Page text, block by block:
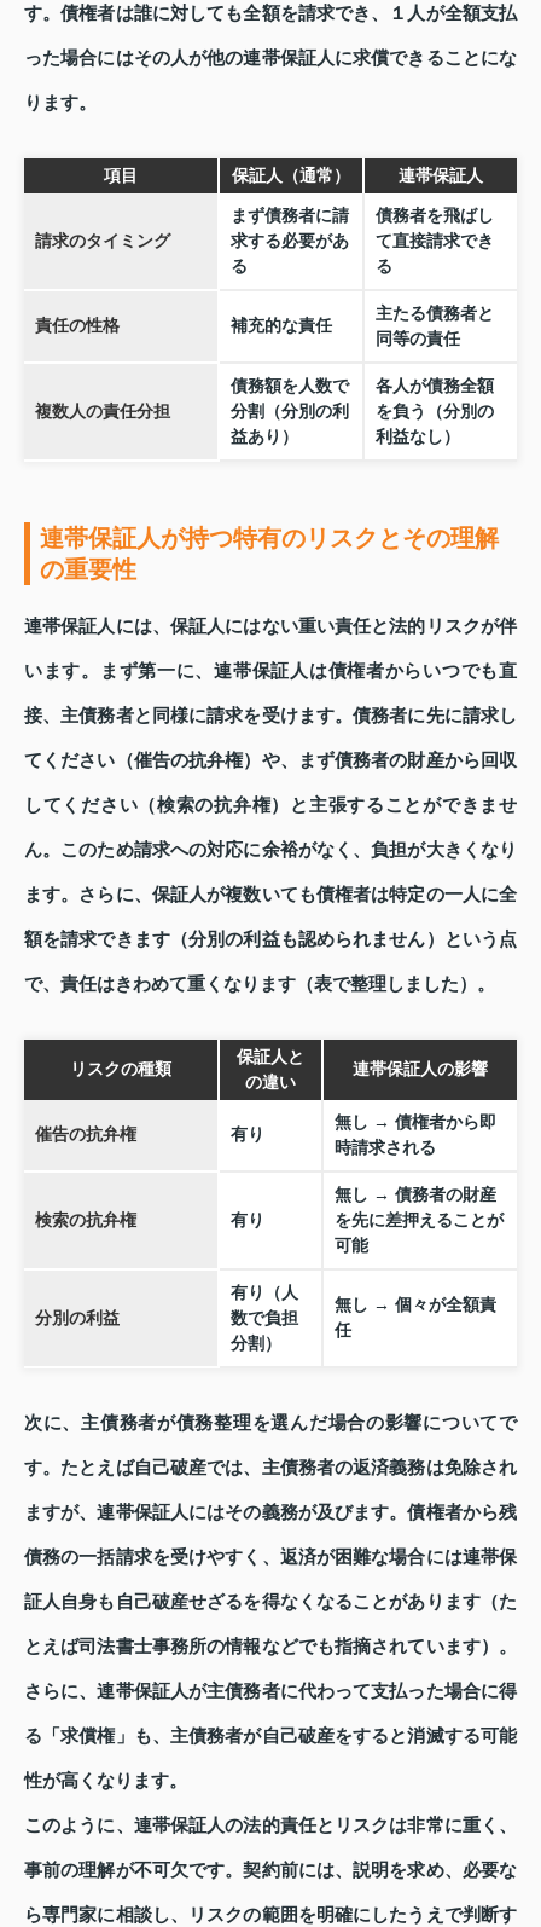
す。債権者は誰に対しても全額を請求でき、１人が全額支払
った場合にはその人が他の連帯保証人に求償できることにな
ります。
項目 保証人（通常） 連帯保証人
請求のタイミング
まず債務者に請
求する必要があ
る
債務者を飛ばし
て直接請求でき
る
責任の性格 補充的な責任
主たる債務者と
同等の責任
複数人の責任分担
債務額を人数で
分割（分別の利
益あり）
各人が債務全額
を負う（分別の
利益なし）
連帯保証人が持つ特有のリスクとその理解
の重要性
連帯保証人には、保証人にはない重い責任と法的リスクが伴
います。まず第一に、連帯保証人は債権者からいつでも直
接、主債務者と同様に請求を受けます。債務者に先に請求し
てください（催告の抗弁権）や、まず債務者の財産から回収
してください（検索の抗弁権）と主張することができませ
ん。このため請求への対応に余裕がなく、負担が大きくなり
ます。さらに、保証人が複数いても債権者は特定の一人に全
額を請求できます（分別の利益も認められません）という点
で、責任はきわめて重くなります（表で整理しました）。
リスクの種類
保証人と
の違い
連帯保証人の影響
催告の抗弁権 有り
無し → 債権者から即
時請求される
検索の抗弁権 有り
無し → 債務者の財産
を先に差押えることが
可能
分別の利益
有り（人
数で負担
分割）
無し → 個々が全額責
任
次に、主債務者が債務整理を選んだ場合の影響についてで
す。たとえば自己破産では、主債務者の返済義務は免除され
ますが、連帯保証人にはその義務が及びます。債権者から残
債務の一括請求を受けやすく、返済が困難な場合には連帯保
証人自身も自己破産せざるを得なくなることがあります（た
とえば司法書士事務所の情報などでも指摘されています）。
さらに、連帯保証人が主債務者に代わって支払った場合に得
る「求償権」も、主債務者が自己破産をすると消滅する可能
性が高くなります。
このように、連帯保証人の法的責任とリスクは非常に重く、
事前の理解が不可欠です。契約前には、説明を求め、必要な
ら専門家に相談し、リスクの範囲を明確にしたうえで判断す